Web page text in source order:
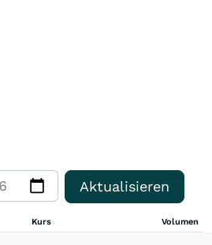
Aktualisieren
Kurs Volumen